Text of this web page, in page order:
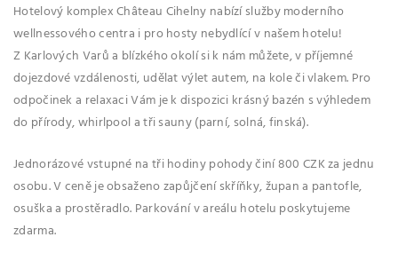
Hotelový komplex Château Cihelny nabízí služby moderního
wellnessového centra i pro hosty nebydlící v našem hotelu!
Z Karlových Varů a blízkého okolí si k nám můžete, v příjemné
dojezdové vzdálenosti, udělat výlet autem, na kole či vlakem. Pro
odpočinek a relaxaci Vám je k dispozici krásný bazén s výhledem
do přírody, whirlpool a tři sauny (parní, solná, finská).
Jednorázové vstupné na tři hodiny pohody činí 800 CZK za jednu
osobu. V ceně je obsaženo zapůjčení skříňky, župan a pantofle,
osuška a prostěradlo. Parkování v areálu hotelu poskytujeme
zdarma.